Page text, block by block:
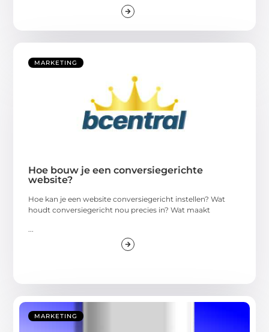
MARKETING
Hoe bouw je een conversiegerichte
website?
Hoe kan je een website conversiegericht instellen? Wat
houdt conversiegericht nou precies in? Wat maakt
...
MARKETING